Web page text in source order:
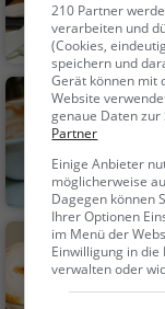
210 Partner
verarbeiten und
(Cookies,
speichern und
Gerät können mit
Website
genaue Daten
Partner
Einige Anbieter
möglicherweise
Dagegen können
Ihrer Optionen
im Menü der
Einwilligung in
verwalten oder